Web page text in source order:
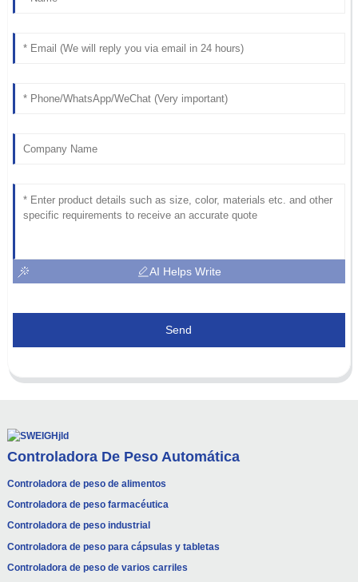
AI Helps Write
Send
Controladora De Peso Automática
Controladora de peso de alimentos
Controladora de peso farmacéutica
Controladora de peso industrial
Controladora de peso para cápsulas y tabletas
Controladora de peso de varios carriles